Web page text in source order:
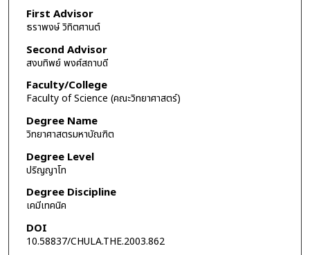
First Advisor
ธราพงษ์ วิทิตศานต์
Second Advisor
สงบทิพย์ พงศ์สถาบดี
Faculty/College
Faculty of Science (คณะวิทยาศาสตร์)
Degree Name
วิทยาศาสตรมหาบัณฑิต
Degree Level
ปริญญาโท
Degree Discipline
เคมีเทคนิค
DOI
10.58837/CHULA.THE.2003.862